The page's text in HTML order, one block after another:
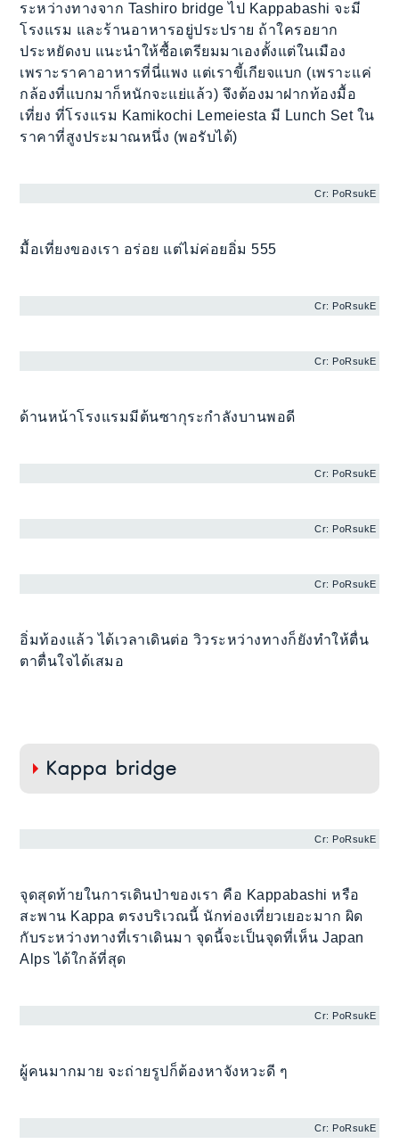
ระหว่างทางจาก Tashiro bridge ไป Kappabashi จะมี
โรงแรม และร้านอาหารอยู่ประปราย ถ้าใครอยาก
ประหยัดงบ แนะนำให้ซื้อเตรียมมาเองตั้งแต่ในเมือง
เพราะราคาอาหารที่นี่แพง แต่เราขี้เกียจแบก (เพราะแค่
กล้องที่แบกมาก็หนักจะแย่แล้ว) จึงต้องมาฝากท้องมื้อ
เที่ยง ที่โรงแรม Kamikochi Lemeiesta มี Lunch Set ใน
ราคาที่สูงประมาณหนึ่ง (พอรับได้)
Cr: PoRsukE
มื้อเที่ยงของเรา อร่อย แต่ไม่ค่อยอิ่ม 555
Cr: PoRsukE
Cr: PoRsukE
ด้านหน้าโรงแรมมีต้นซากุระกำลังบานพอดี
Cr: PoRsukE
Cr: PoRsukE
Cr: PoRsukE
อิ่มท้องแล้ว ได้เวลาเดินต่อ วิวระหว่างทางก็ยังทำให้ตื่น
ตาตื่นใจได้เสมอ
Kappa bridge
Cr: PoRsukE
จุดสุดท้ายในการเดินป่าของเรา คือ Kappabashi หรือ
สะพาน Kappa ตรงบริเวณนี้ นักท่องเที่ยวเยอะมาก ผิด
กับระหว่างทางที่เราเดินมา จุดนี้จะเป็นจุดที่เห็น Japan
Alps ได้ใกล้ที่สุด
Cr: PoRsukE
ผู้คนมากมาย จะถ่ายรูปก็ต้องหาจังหวะดี ๆ
Cr: PoRsukE